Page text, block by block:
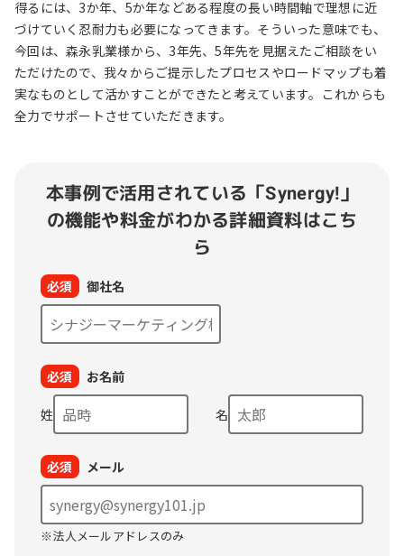
得るには、3か年、5か年などある程度の長い時間軸で理想に近
づけていく忍耐力も必要になってきます。そういった意味でも、
今回は、森永乳業様から、3年先、5年先を見据えたご相談をい
ただけたので、我々からご提示したプロセスやロードマップも着
実なものとして活かすことができたと考えています。これからも
全力でサポートさせていただきます。
本事例で活用されている「Synergy!」
の機能や料金がわかる詳細資料はこち
ら
必須 御社名
必須 お名前
姓 名
必須 メール
※法人メールアドレスのみ